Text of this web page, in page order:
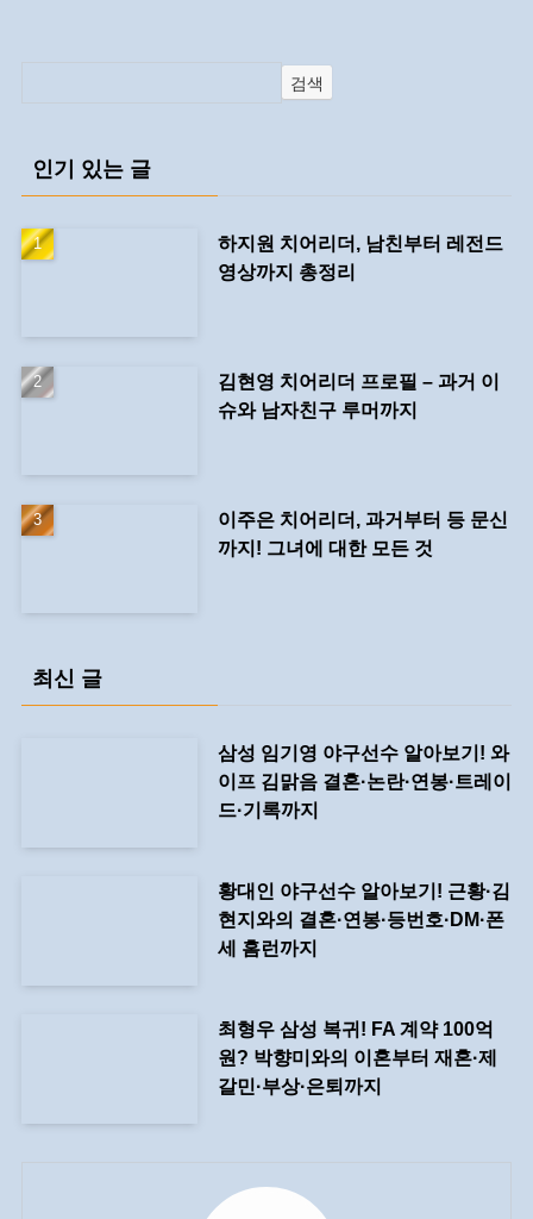
검색
인기 있는 글
하지원 치어리더, 남친부터 레전드
영상까지 총정리
김현영 치어리더 프로필 – 과거 이
슈와 남자친구 루머까지
이주은 치어리더, 과거부터 등 문신
까지! 그녀에 대한 모든 것
최신 글
삼성 임기영 야구선수 알아보기! 와
이프 김맑음 결혼·논란·연봉·트레이
드·기록까지
황대인 야구선수 알아보기! 근황·김
현지와의 결혼·연봉·등번호·DM·폰
세 홈런까지
최형우 삼성 복귀! FA 계약 100억
원? 박향미와의 이혼부터 재혼·제
갈민·부상·은퇴까지